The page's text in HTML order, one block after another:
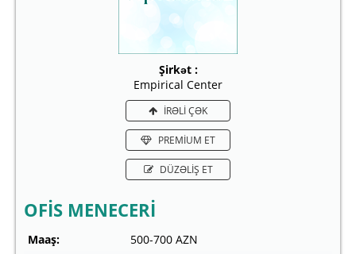
Şirkət :
Empirical Center
İRƏLİ ÇƏK
PREMİUM ET
DÜZƏLİŞ ET
OFİS MENECERİ
Maaş:
500-700 AZN